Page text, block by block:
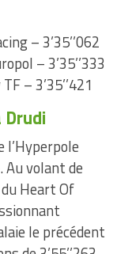
– 3’35’’062
– 3’35’’333
– 3’35’’421
l’Hyperpole
Au volant de
Heart Of
le précédent